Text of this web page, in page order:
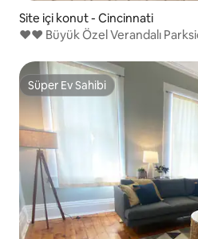
Site içi konut - Cincinnati
♥♥ Büyük Özel Verandalı
Süper Ev Sahibi
Süper Ev Sahibi